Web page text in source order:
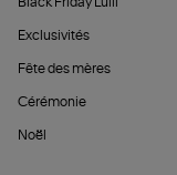
Exclusivités
Fête des mères
Cérémonie
Noël